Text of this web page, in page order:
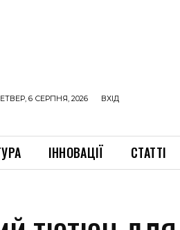
6 СЕРПНЯ, 2026 ВХІД
ІННОВАЦІЇ СТАТТІ